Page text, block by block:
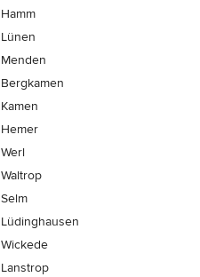
Hamm
Lünen
Menden
Bergkamen
Kamen
Hemer
Werl
Waltrop
Selm
Lüdinghausen
Wickede
Lanstrop